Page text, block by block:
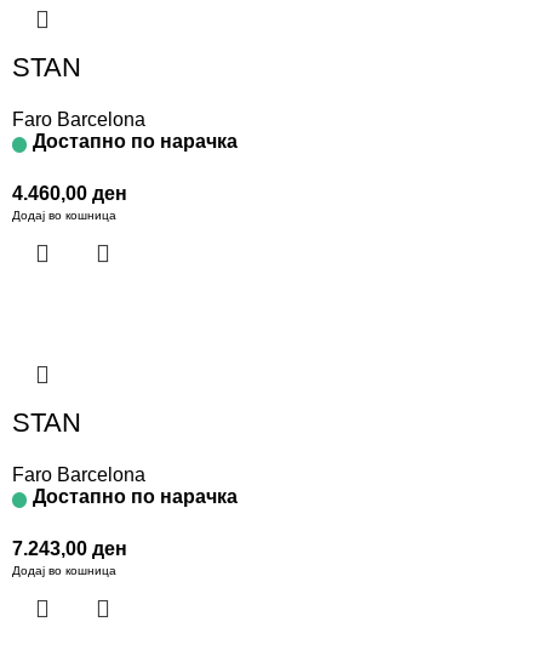
STAN
Faro Barcelona
Достапно по нарачка
4.460,00 ден
Додај во кошница
STAN
Faro Barcelona
Достапно по нарачка
7.243,00 ден
Додај во кошница